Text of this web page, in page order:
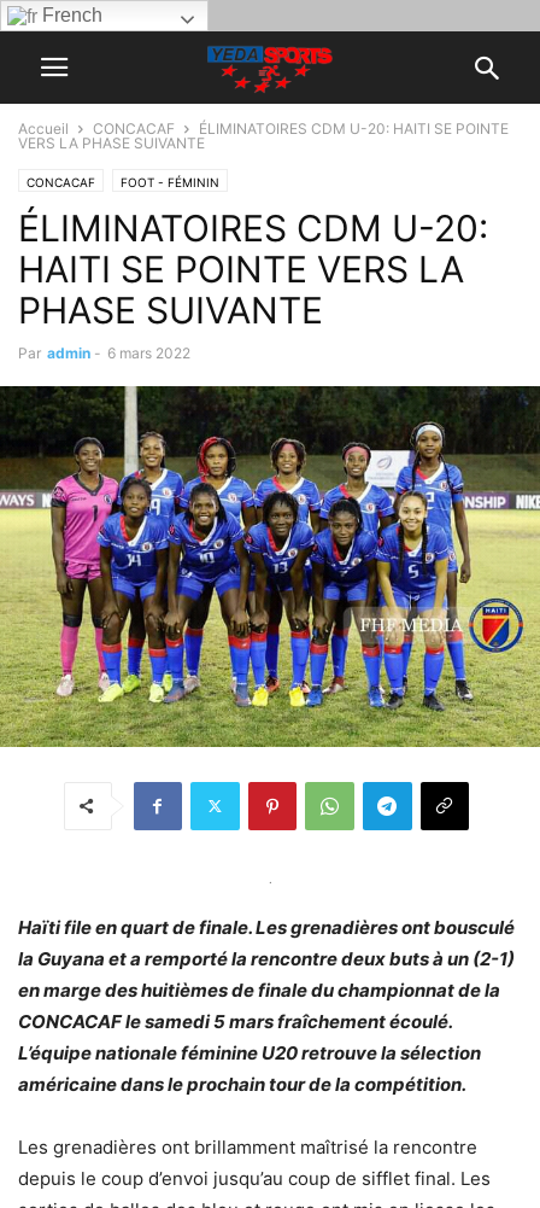
French
Accueil CONCACAF
ÉLIMINATOIRES CDM U-20: HAITI SE POINTE
VERS LA PHASE SUIVANTE
CONCACAF FOOT - FÉMININ
ÉLIMINATOIRES CDM U-20:
HAITI SE POINTE VERS LA
PHASE SUIVANTE
Par admin - 6 mars 2022
Haïti file en quart de finale. Les grenadières ont bousculé
la Guyana et a remporté la rencontre deux buts à un (2-1)
en marge des huitièmes de finale du championnat de la
CONCACAF le samedi 5 mars fraîchement écoulé.
L’équipe nationale féminine U20 retrouve la sélection
américaine dans le prochain tour de la compétition.
Les grenadières ont brillamment maîtrisé la rencontre
depuis le coup d’envoi jusqu’au coup de sifflet final. Les